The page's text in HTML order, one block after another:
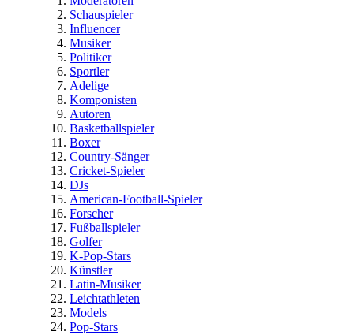
Schauspieler
Influencer
Musiker
Politiker
Sportler
Adelige
Komponisten
Autoren
Basketballspieler
Boxer
Country-Sänger
Cricket-Spieler
DJs
American-Football-Spieler
Forscher
Fußballspieler
Golfer
K-Pop-Stars
Künstler
Latin-Musiker
Leichtathleten
Models
Pop-Stars